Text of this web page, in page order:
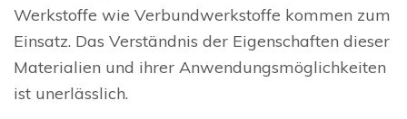
Werkstoffe wie Verbundwerkstoffe kommen zum
Einsatz. Das Verständnis der Eigenschaften dieser
Materialien und ihrer Anwendungsmöglichkeiten
ist unerlässlich.